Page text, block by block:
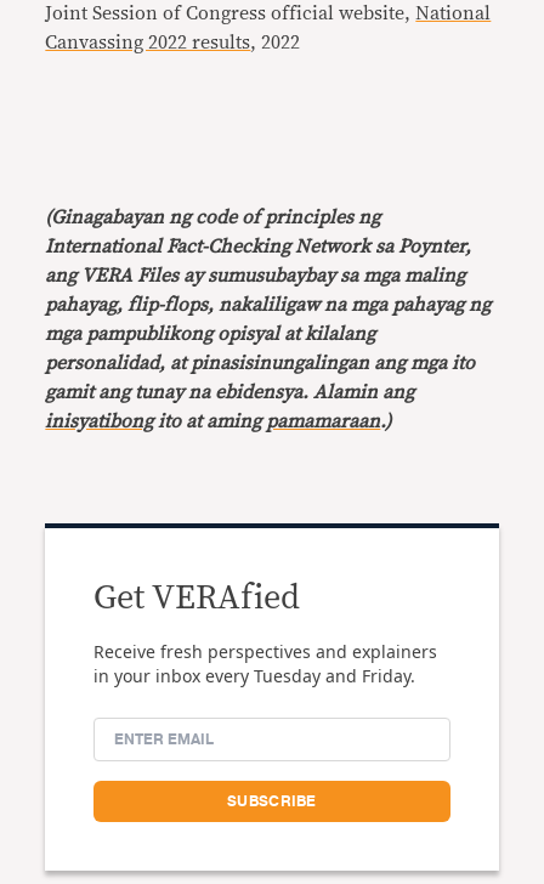
Joint Session of Congress official website,National
Canvassing 2022 results, 2022
(Ginagabayan ng code of principles ng
International Fact-Checking Network sa Poynter,
ang VERA Files ay sumusubaybay sa mga maling
pahayag, flip-flops, nakaliligaw na mga pahayag ng
mga pampublikong opisyal at kilalang
personalidad, at pinasisinungalingan ang mga ito
gamit ang tunay na ebidensya. Alamin ang
inisyatibongito at amingpamamaraan.)
Get VERAfied
Receive fresh perspectives and explainers
in your inbox every Tuesday and Friday.